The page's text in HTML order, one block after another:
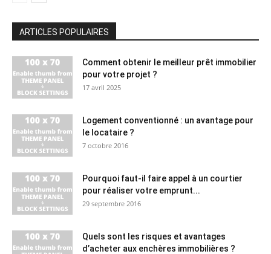
ARTICLES POPULAIRES
Comment obtenir le meilleur prêt immobilier
pour votre projet ?
17 avril 2025
Logement conventionné : un avantage pour
le locataire ?
7 octobre 2016
Pourquoi faut-il faire appel à un courtier
pour réaliser votre emprunt...
29 septembre 2016
Quels sont les risques et avantages
d’acheter aux enchères immobilières ?